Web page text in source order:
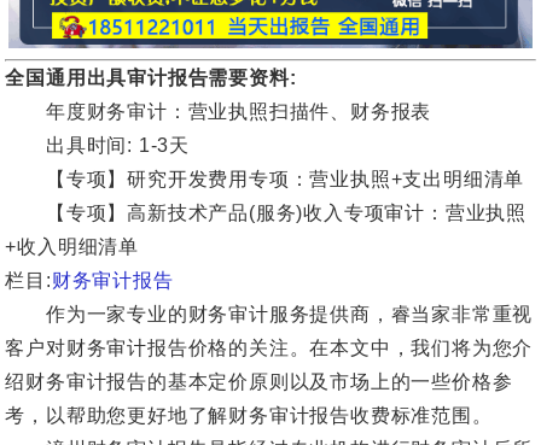
全国通用出具审计报告需要资料:
年度财务审计：营业执照扫描件、财务报表
出具时间: 1-3天
【专项】研究开发费用专项：营业执照+支出明细清单
【专项】高新技术产品(服务)收入专项审计：营业执照
+收入明细清单
栏目:财务审计报告
作为一家专业的财务审计服务提供商，睿当家非常重视
客户对财务审计报告价格的关注。在本文中，我们将为您介
绍财务审计报告的基本定价原则以及市场上的一些价格参
考，以帮助您更好地了解财务审计报告收费标准范围。